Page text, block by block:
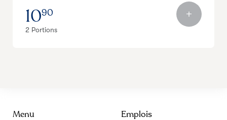
1090
2 Portions
Menu Emplois